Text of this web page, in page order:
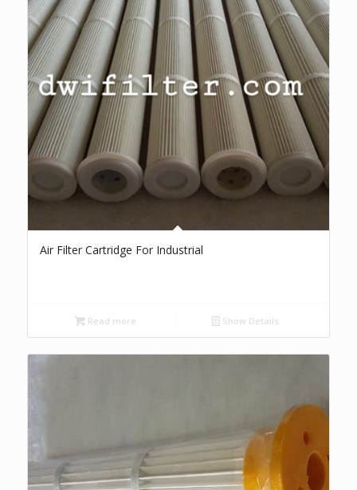
Air Filter Cartridge For Industrial
Read more Show Details